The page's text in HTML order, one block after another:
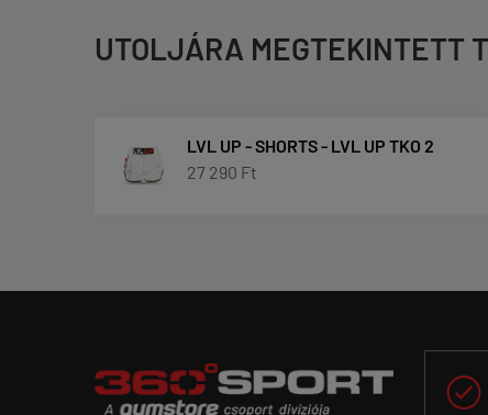
UTOLJÁRA MEGTEKINTETT
LVL UP - SHORTS - LVL UP TKO 2
27 290 Ft
